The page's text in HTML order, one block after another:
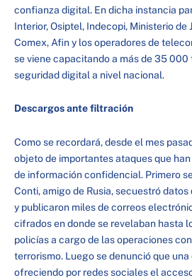
confianza digital. En dicha instancia
Interior, Osiptel, Indecopi, Ministerio de
Comex, Afin y los operadores de
se viene capacitando a más de 35
seguridad digital a nivel nacional.
Descargos ante filtración
Como se recordará, desde el mes
objeto de importantes ataques que
de información confidencial. Primero
Conti, amigo de Rusia, secuestró
y publicaron miles de correos
cifrados en donde se revelaban hasta
policías a cargo de las operaciones
terrorismo. Luego se denunció que
ofreciendo por redes sociales el